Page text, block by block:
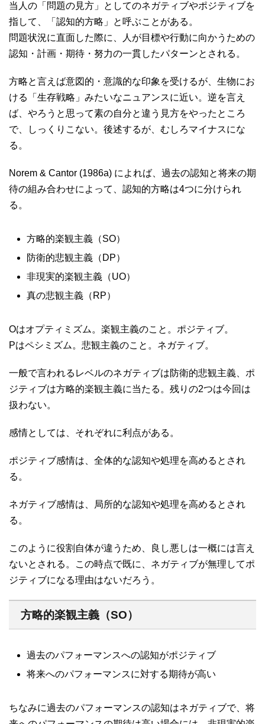
当人の「問題の見方」としてのネガティブやポジティブを
指して、「認知的方略」と呼ぶことがある。
問題状況に直面した際に、人が目標や行動に向かうための
認知・計画・期待・努力の一貫したパターンとされる。
方略と言えば意図的・意識的な印象を受けるが、生物にお
ける「生存戦略」みたいなニュアンスに近い。逆を言え
ば、やろうと思って素の自分と違う見方をやったところ
で、しっくりこない。後述するが、むしろマイナスにな
る。
Norem & Cantor (1986a) によれば、過去の認知と将来の期
待の組み合わせによって、認知的方略は4つに分けられ
る。
方略的楽観主義（SO）
防衛的悲観主義（DP）
非現実的楽観主義（UO）
真の悲観主義（RP）
Oはオプティミズム。楽観主義のこと。ポジティブ。
Pはペシミズム。悲観主義のこと。ネガティブ。
一般で言われるレベルのネガティブは防衛的悲観主義、ポ
ジティブは方略的楽観主義に当たる。残りの2つは今回は
扱わない。
感情としては、それぞれに利点がある。
ポジティブ感情は、全体的な認知や処理を高めるとされ
る。
ネガティブ感情は、局所的な認知や処理を高めるとされ
る。
このように役割自体が違うため、良し悪しは一概には言え
ないとされる。この時点で既に、ネガティブが無理してポ
ジティブになる理由はないだろう。
方略的楽観主義（SO）
過去のパフォーマンスへの認知がポジティブ
将来へのパフォーマンスに対する期待が高い
ちなみに過去のパフォーマンスの認知はネガティブで、将